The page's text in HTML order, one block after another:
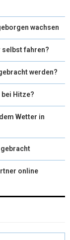
wachsen
fahren?
werden?
Hitze?
Wetter in
online